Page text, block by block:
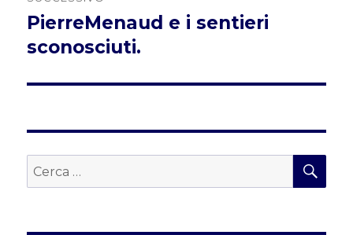
Articolo
successivo:
PierreMenaud e i sentieri
sconosciuti.
Cerca: